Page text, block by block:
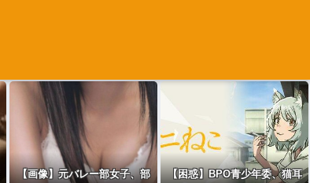
【画像】元バレー部女子、部
【困惑】BPO青少年委、猫耳